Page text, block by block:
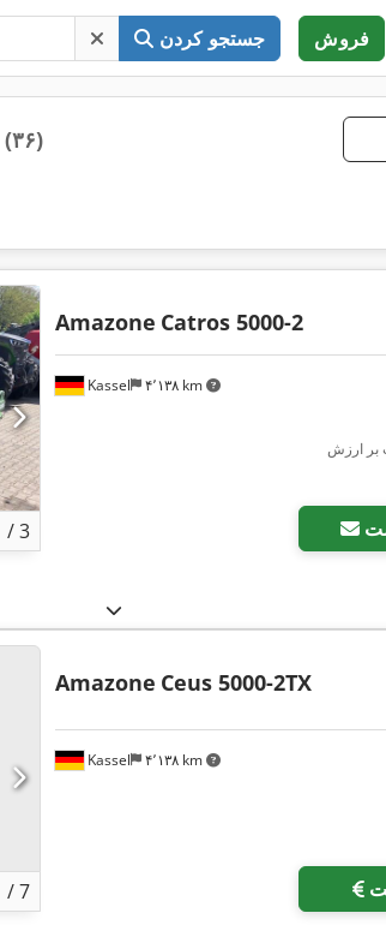
جستجو کردن فروش
(۳۶)
/3
Kassel ۴٬۱۳۸ km
Amazone Catros 5000-2
بر ارزش
/7
Kassel ۴٬۱۳۸ km
Amazone Ceus 5000-2TX